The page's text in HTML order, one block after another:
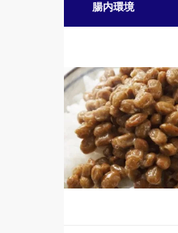
腸内環境